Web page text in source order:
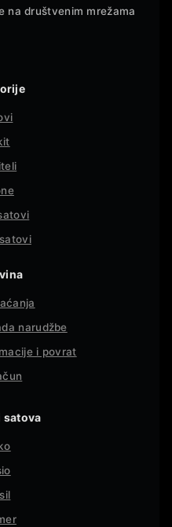
na društvenim mrežama
narudžbe
i povrat
satova